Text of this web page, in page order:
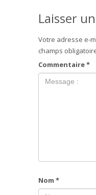
Laisser
Votre adresse e-
champs
Commentaire*
Nom *